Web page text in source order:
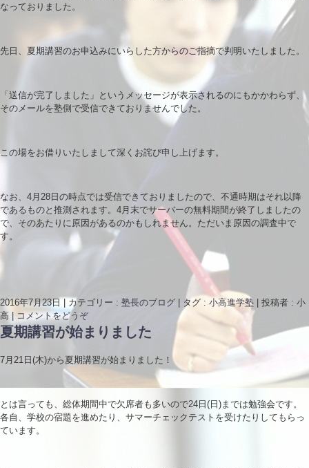
なっておりました。
先日、夏期講習のお申込みにいらした方からのご指摘で判明いたしました。
「送信が完了しました」というメッセージが表示されるのにもかかわらず、
そのメールを塾側で受信できておりませんでした。
この場をお借りいたしまして深くお詫び申し上げます。
なお、4月28日の時点では受信できておりましたので、不通時期はそれ以降
であるものと推測されます。4月末でサーバーの無料期間が終了しましたの
で、そのあたりに原因があるのかもしれません。ただいま原因の調査中で
す。
2016年7月23日 | カテゴリー : 塾長のブログ | タグ : 小高進学塾 | 投稿者 : 小
高 | コメントをどうぞ
夏期講習が始まりました
7月21日(木)から夏期講習が始まりました！
とは言っても、総体期間中で欠席者も多いので24日(日)までは勉強会です。
各自、学校の宿題を進めたり、サマーチェックテストを受けたりしてもらっ
ています。